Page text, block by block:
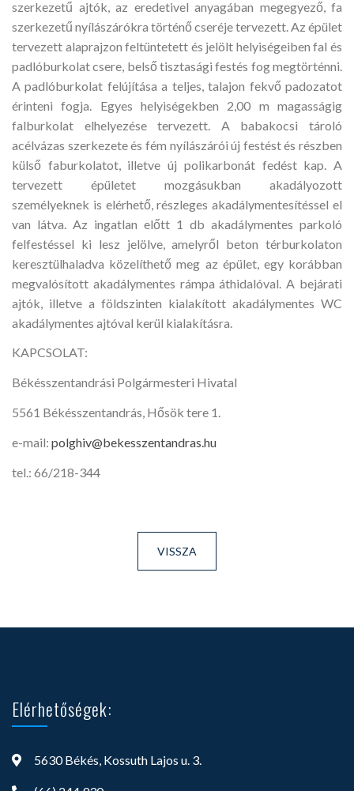
szerkezetű ajtók, az eredetivel anyagában megegyező, fa
szerkezetű nyílászárókra történő cseréje tervezett. Az épület
tervezett alaprajzon feltüntetett és jelölt helyiségeiben fal és
padlóburkolat csere, belső tisztasági festés fog megtörténni.
A padlóburkolat felújítása a teljes, talajon fekvő padozatot
érinteni fogja. Egyes helyiségekben 2,00 m magasságig
falburkolat elhelyezése tervezett. A babakocsi tároló
acélvázas szerkezete és fém nyílászárói új festést és részben
külső faburkolatot, illetve új polikarbonát fedést kap. A
tervezett épületet mozgásukban akadályozott
személyeknek is elérhető, részleges akadálymentesítéssel el
van látva. Az ingatlan előtt 1 db akadálymentes parkoló
felfestéssel ki lesz jelölve, amelyről beton térburkolaton
keresztülhaladva közelíthető meg az épület, egy korábban
megvalósított akadálymentes rámpa áthidalóval. A bejárati
ajtók, illetve a földszinten kialakított akadálymentes WC
akadálymentes ajtóval kerül kialakításra.
KAPCSOLAT:
Békésszentandrási Polgármesteri Hivatal
5561 Békésszentandrás, Hősök tere 1.
e-mail: polghiv@bekesszentandras.hu
tel.: 66/218-344
VISSZA
Elérhetőségek:
5630 Békés, Kossuth Lajos u. 3.